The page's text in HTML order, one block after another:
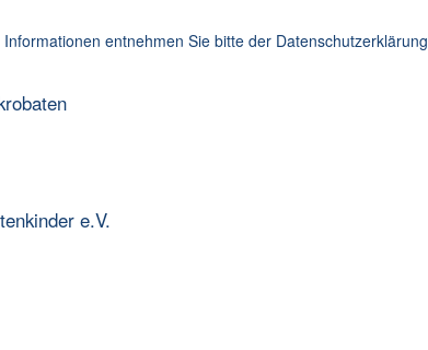
e.V.
entnehmen Sie bitte der Datenschutzerklärung